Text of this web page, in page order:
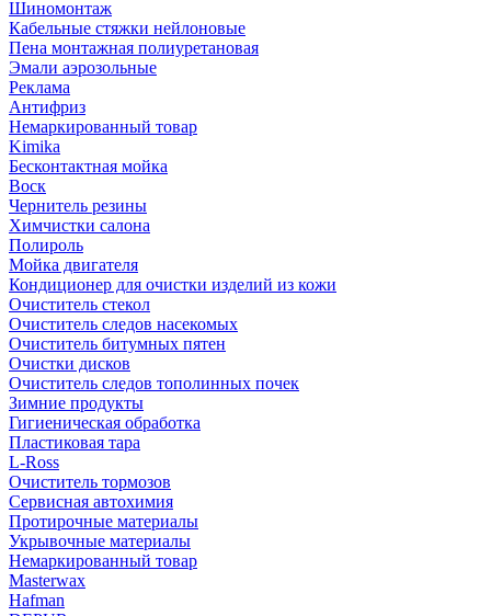
Шиномонтаж
Кабельные стяжки нейлоновые
Пена монтажная полиуретановая
Эмали аэрозольные
Реклама
Антифриз
Немаркированный товар
Kimika
Бесконтактная мойка
Воск
Чернитель резины
Химчистки салона
Полироль
Мойка двигателя
Кондиционер для очистки изделий из кожи
Очиститель стекол
Очиститель следов насекомых
Очиститель битумных пятен
Очистки дисков
Очиститель следов тополинных почек
Зимние продукты
Гигиеническая обработка
Пластиковая тара
L-Ross
Очиститель тормозов
Сервисная автохимия
Протирочные материалы
Укрывочные материалы
Немаркированный товар
Masterwax
Hafman